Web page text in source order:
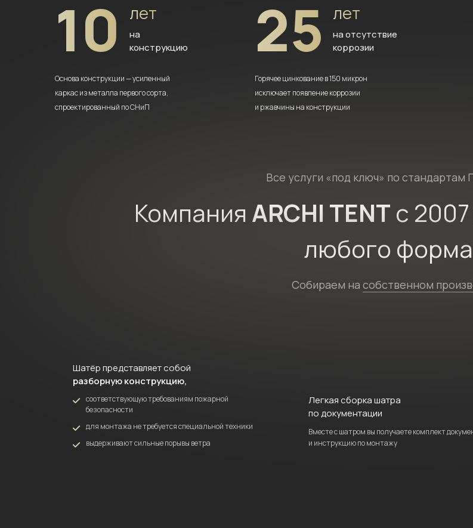
10 лет
на
конструкцию
Основа конструкции — усиленный
каркас из металла первого сорта,
спроектированный по СНиП
25 лет
на отсутствие
коррозии
Горячее цинкование в 150 микрон
исключает появление коррозии
и ржавчины на конструкции
Все услуги «под ключ» по стандартам
Компания ARCHI TENT с
любого
Собираем на собственном
Шатёр представляетсобой
разборнуюконструкцию,
соответствующую требованиям пожарной
безопасности
для монтажа не требуется специальной техники
выдерживают сильные порывы ветра
Легкая сборка шатра
по документации
Вместе с шатром вы получаете комплект
и инструкцию по монтажу